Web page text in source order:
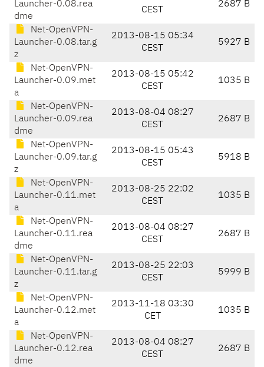
Launcher-0.08.rea
dme
CEST
2687 B
Net-OpenVPN-
Launcher-0.08.tar.g
z
2013-08-15 05:34
CEST
5927 B
Net-OpenVPN-
Launcher-0.09.met
a
2013-08-15 05:42
CEST
1035 B
Net-OpenVPN-
Launcher-0.09.rea
dme
2013-08-04 08:27
CEST
2687 B
Net-OpenVPN-
Launcher-0.09.tar.g
z
2013-08-15 05:43
CEST
5918 B
Net-OpenVPN-
Launcher-0.11.met
a
2013-08-25 22:02
CEST
1035 B
Net-OpenVPN-
Launcher-0.11.rea
dme
2013-08-04 08:27
CEST
2687 B
Net-OpenVPN-
Launcher-0.11.tar.g
z
2013-08-25 22:03
CEST
5999 B
Net-OpenVPN-
Launcher-0.12.met
a
2013-11-18 03:30
CET
1035 B
Net-OpenVPN-
Launcher-0.12.rea
dme
2013-08-04 08:27
CEST
2687 B